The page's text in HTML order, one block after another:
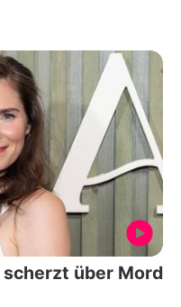
scherzt über Mord